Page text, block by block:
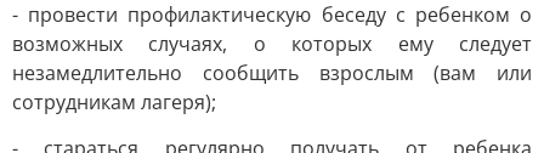
- провести профилактическую беседу с ребенком о
возможных случаях, о которых ему следует
незамедлительно сообщить взрослым (вам или
сотрудникам лагеря);